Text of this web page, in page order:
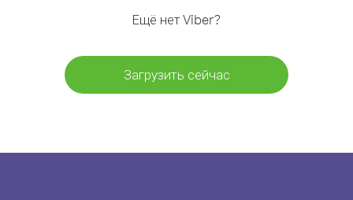
Ещё нет Viber?
Загрузить сейчас